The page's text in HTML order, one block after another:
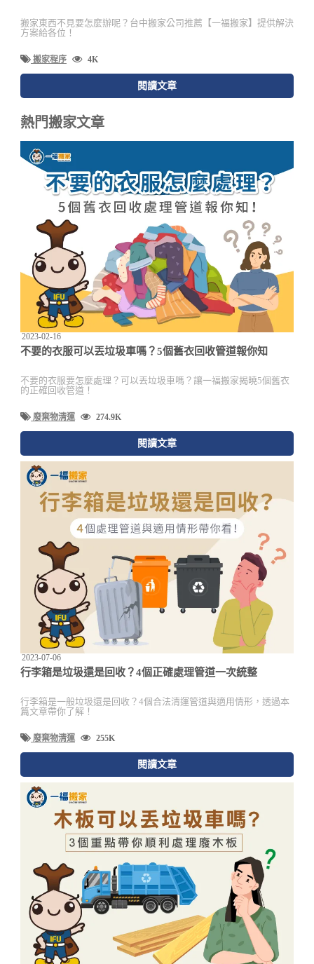
搬家東西不見要怎麼辦呢？台中搬家公司推薦【一福搬家】提供解決
方案給各位！
搬家程序 4K
閱讀文章
熱門搬家文章
2023-02-16
不要的衣服可以丟垃圾車嗎？5個舊衣回收管道報你知
不要的衣服要怎麼處理？可以丟垃圾車嗎？讓一福搬家揭曉5個舊衣
的正確回收管道！
廢棄物清運 274.9K
閱讀文章
2023-07-06
行李箱是垃圾還是回收？4個正確處理管道一次統整
行李箱是一般垃圾還是回收？4個合法清運管道與適用情形，透過本
篇文章帶你了解！
廢棄物清運 255K
閱讀文章